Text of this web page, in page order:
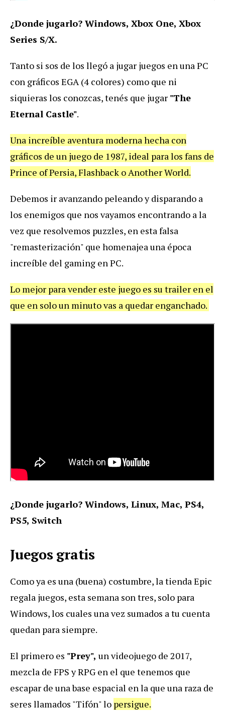
¿Donde jugarlo? Windows, Xbox One, Xbox
Series S/X.
Tanto si sos de los llegó a jugar juegos en una PC
con gráficos EGA (4 colores) como que ni
siquieras los conozcas, tenés que jugar "The
Eternal Castle".
Una increíble aventura moderna hecha con
gráficos de un juego de 1987, ideal para los fans de
Prince of Persia, Flashback o Another World.
Debemos ir avanzando peleando y disparando a
los enemigos que nos vayamos encontrando a la
vez que resolvemos puzzles, en esta falsa
"remasterización" que homenajea una época
increíble del gaming en PC.
Lo mejor para vender este juego es su trailer en el
que en solo un minuto vas a quedar enganchado.
¿Donde jugarlo? Windows, Linux, Mac, PS4,
PS5, Switch
Juegos gratis
Como ya es una (buena) costumbre, la tienda Epic
regala juegos, esta semana son tres, solo para
Windows, los cuales una vez sumados a tu cuenta
quedan para siempre.
El primero es "Prey", un videojuego de 2017,
mezcla de FPS y RPG en el que tenemos que
escapar de una base espacial en la que una raza de
seres llamados "Tifón" lo persigue.